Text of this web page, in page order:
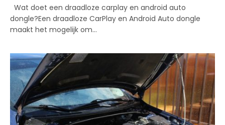
Wat doet een draadloze carplay en android auto
dongle?Een draadloze CarPlay en Android Auto dongle
maakt het mogelijk om…